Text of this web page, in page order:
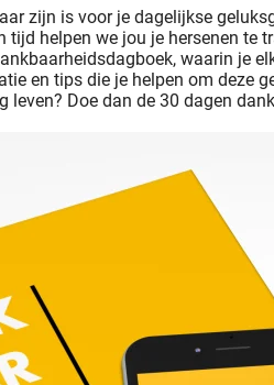
zijn is voor je dagelijkse
tijd helpen we jou je hersenen te
waarin je
en tips die je helpen om deze
Doe dan de 30 dagen